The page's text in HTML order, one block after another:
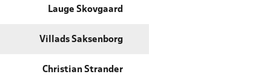
Lauge Skovgaard
Villads Saksenborg
Christian Strander